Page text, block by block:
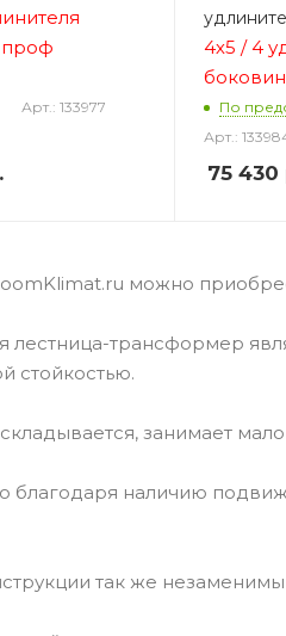
проф
Арт.: 133977
4х5 / 4
По
Арт.:
75 430
можно
лестница-трансформер
стойкостью.
занимает
благодаря наличию
так же